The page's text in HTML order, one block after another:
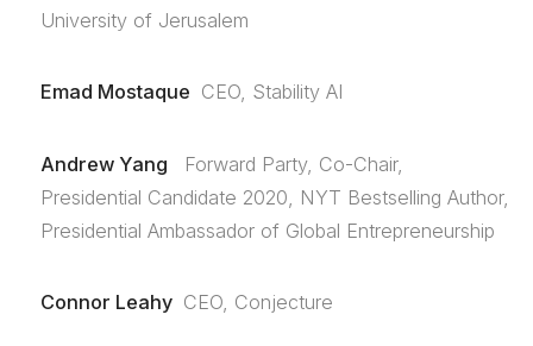
University of Jerusalem
Emad Mostaque CEO, Stability AI
Andrew Yang
Forward Party, Co-Chair,
Presidential Candidate 2020, NYT Bestselling Author,
Presidential Ambassador of Global Entrepreneurship
Connor Leahy CEO, Conjecture